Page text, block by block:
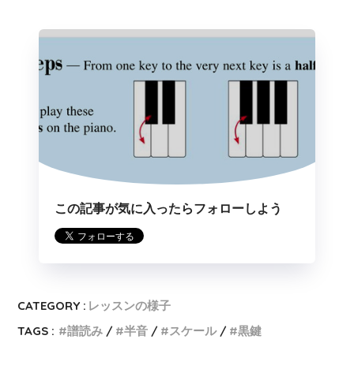
この記事が気に入ったらフォローしよう
CATEGORY : レッスンの様子
TAGS :
譜読み 半音 スケール 黒鍵